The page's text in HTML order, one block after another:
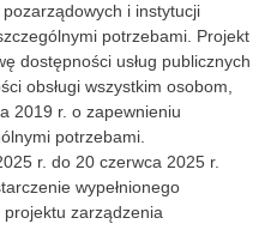
i instytucji
potrzebami. Projekt
dostępności usług publicznych
obsługi wszystkim osobom,
2019 r. o zapewnieniu
potrzebami.
r. do 20 czerwca 2025 r.
wypełnionego
zarządzenia